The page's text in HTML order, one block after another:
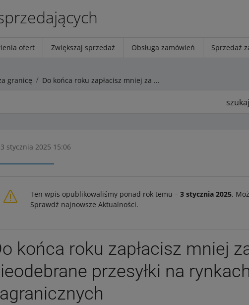
ofert Zwiększaj sprzedaż Obsługa zamówień Sprzedaż
granicę Do końca roku zapłacisz mniej za nieodebrane przesyłki na rynkach zagranicznych
3 stycznia 2025 15:06
Ten wpis opublikowaliśmy ponad rok temu – 3 stycznia 2025.
Sprawdź najnowsze Aktualności.
końca roku zapłacisz mniej
przesyłki na rynkach